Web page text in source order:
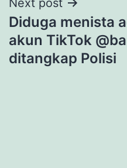
Diduga menista
akun TikTok
ditangkap Polisi